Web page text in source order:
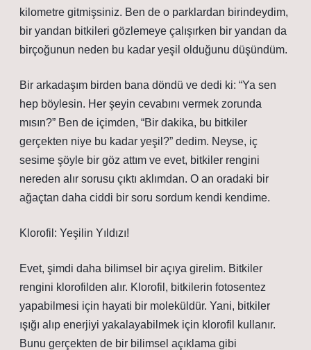
kilometre gitmişsiniz. Ben de o parklardan birindeydim,
bir yandan bitkileri gözlemeye çalışırken bir yandan da
birçoğunun neden bu kadar yeşil olduğunu düşündüm.
Bir arkadaşım birden bana döndü ve dedi ki: “Ya sen
hep böylesin. Her şeyin cevabını vermek zorunda
mısın?” Ben de içimden, “Bir dakika, bu bitkiler
gerçekten niye bu kadar yeşil?” dedim. Neyse, iç
sesime şöyle bir göz attım ve evet, bitkiler rengini
nereden alır sorusu çıktı aklımdan. O an oradaki bir
ağaçtan daha ciddi bir soru sordum kendi kendime.
Klorofil: Yeşilin Yıldızı!
Evet, şimdi daha bilimsel bir açıya girelim. Bitkiler
rengini klorofilden alır. Klorofil, bitkilerin fotosentez
yapabilmesi için hayati bir moleküldür. Yani, bitkiler
ışığı alıp enerjiyi yakalayabilmek için klorofil kullanır.
Bunu gerçekten de bir bilimsel açıklama gibi